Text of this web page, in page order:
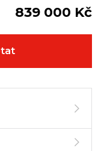
839 000 Kč